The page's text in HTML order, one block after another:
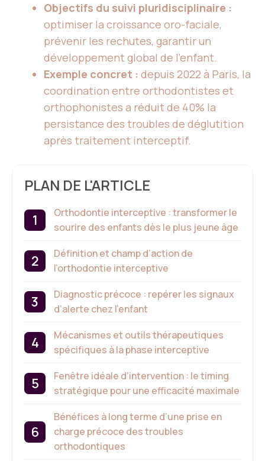
Objectifs du suivi pluridisciplinaire :
optimiser la croissance oro-faciale,
prévenir les rechutes, garantir un
développement global de l’enfant.
Exemple concret : depuis 2022 à Paris, la
coordination entre orthodontistes et
orthophonistes a réduit de 40% la
persistance des troubles de déglutition
après traitement interceptif.
PLAN DE L'ARTICLE
Orthodontie interceptive : transformer le
sourire des enfants dès le plus jeune âge
Définition et champ d’action de
l’orthodontie interceptive
Diagnostic précoce : repérer les signaux
d’alerte chez l’enfant
Mécanismes et outils thérapeutiques
spécifiques à la phase interceptive
Fenêtre idéale d’intervention : le timing
stratégique pour une efficacité maximale
Bénéfices à long terme d’une prise en
charge précoce des troubles
orthodontiques